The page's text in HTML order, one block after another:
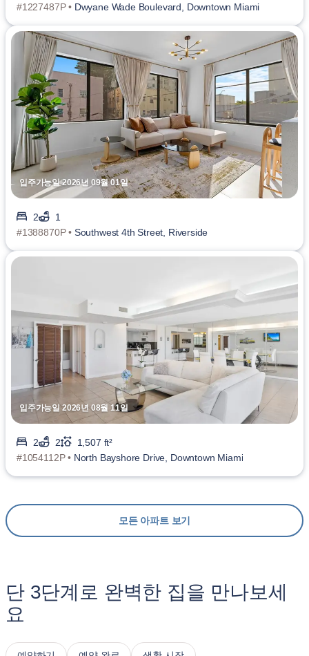
#1227487P • Dwyane Wade Boulevard, Downtown Miami
입주가능일 2026년 09월 01일
2
1
#1388870P • Southwest 4th Street, Riverside
입주가능일 2026년 08월 11일
2 2
1,507 ft²
#1054112P • North Bayshore Drive, Downtown Miami
모든 아파트 보기
단 3단계로 완벽한 집을 만나보세
요